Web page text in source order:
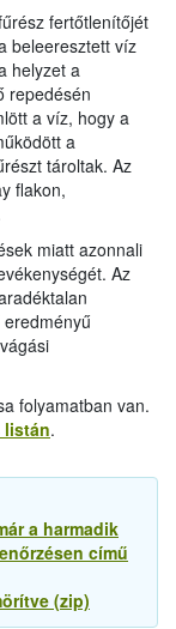
fertőtlenítőjét
beleeresztett víz
helyzet a
repedésén
a víz, hogy a
a
tároltak. Az
flakon,
miatt azonnali
Az
folyamatban van.
listán.
a harmadik
című
(zip)